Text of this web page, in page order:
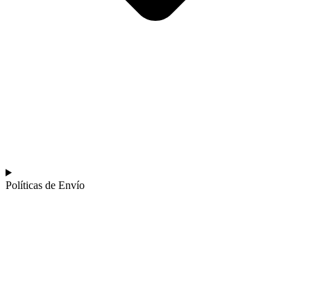
Políticas de Envío